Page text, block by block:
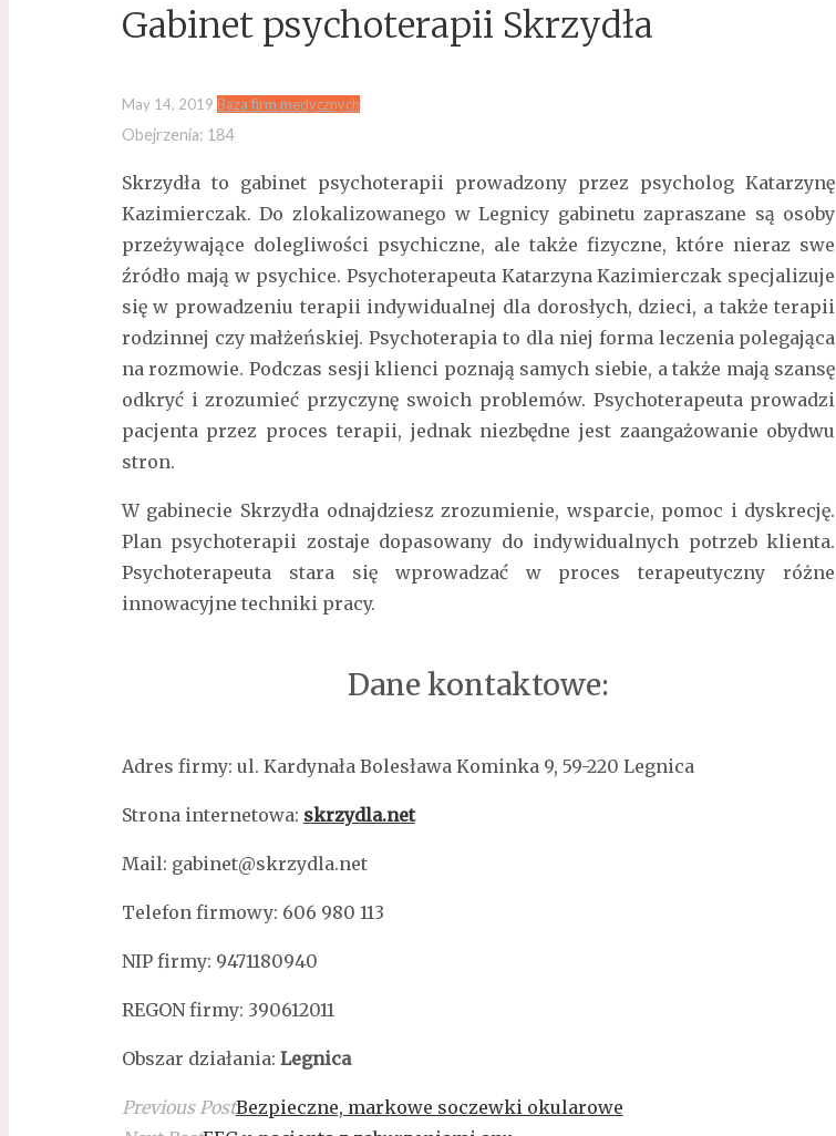
Gabinet psychoterapii Skrzydła
May 14, 2019 Baza firm medycznych
Obejrzenia: 184
Skrzydła to gabinet psychoterapii prowadzony przez psycholog Katarzynę
Kazimierczak. Do zlokalizowanego w Legnicy gabinetu zapraszane są osoby
przeżywające dolegliwości psychiczne, ale także fizyczne, które nieraz swe
źródło mają w psychice. Psychoterapeuta Katarzyna Kazimierczak specjalizuje
się w prowadzeniu terapii indywidualnej dla dorosłych, dzieci, a także terapii
rodzinnej czy małżeńskiej. Psychoterapia to dla niej forma leczenia polegająca
na rozmowie. Podczas sesji klienci poznają samych siebie, a także mają szansę
odkryć i zrozumieć przyczynę swoich problemów. Psychoterapeuta prowadzi
pacjenta przez proces terapii, jednak niezbędne jest zaangażowanie obydwu
stron.
W gabinecie Skrzydła odnajdziesz zrozumienie, wsparcie, pomoc i dyskrecję.
Plan psychoterapii zostaje dopasowany do indywidualnych potrzeb klienta.
Psychoterapeuta stara się wprowadzać w proces terapeutyczny różne
innowacyjne techniki pracy.
Dane kontaktowe:
Adres firmy: ul. Kardynała Bolesława Kominka 9, 59-220 Legnica
Strona internetowa: skrzydla.net
Mail: gabinet@skrzydla.net
Telefon firmowy: 606 980 113
NIP firmy: 9471180940
REGON firmy: 390612011
Obszar działania: Legnica
Previous PostBezpieczne, markowe soczewki okularowe